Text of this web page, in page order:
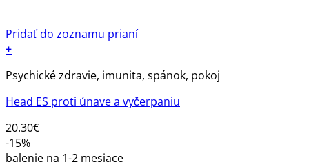
Pridať do zoznamu prianí
+
Psychické zdravie, imunita, spánok, pokoj
Head ES proti únave a vyčerpaniu
20.30€
-15%
balenie na 1-2 mesiace